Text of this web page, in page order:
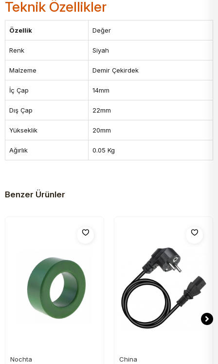
Teknik Özellikler
Özellik Değer
Renk Siyah
Malzeme Demir Çekirdek
İç Çap 14mm
Dış Çap 22mm
Yükseklik 20mm
Ağırlık 0.05 Kg
Benzer Ürünler
Nochta
China